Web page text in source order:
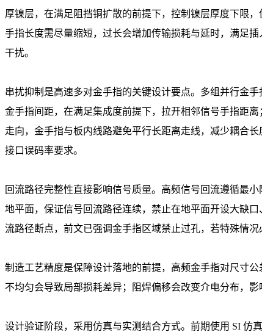
厚镍层，在满足阻挡铜扩散的前提下，控制镍层厚度下限
手指长度需尽量缩短，过长会增加传输损耗与延时，满足
干扰。
串扰抑制是高速多对金手指的关键设计要点。多组并行金
金手指间距，在满足集成度前提下，拉开相邻信号手指距
走向，金手指与板内线路避免平行长距离走线，减少耦合
接口误码率要求。
回流路径完整性直接影响信号质量。高频信号回流遵循最
地平面，保证信号回流路径连续，禁止在地平面开设大缺
流路径断点，前文已强调金手指区域禁止过孔，若特殊情
制造工艺精度是保障设计落地的前提，高频金手指对尺寸
不均匀会导致局部损耗差异；阻焊偏移会改变介电分布，
设计验证阶段，采用仿真与实测结合方式。前期使用 SI 仿